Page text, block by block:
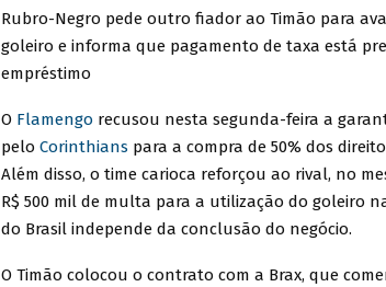
Rubro-Negro pede outro fiador ao Timão para
goleiro e informa que pagamento de taxa está
empréstimo
O Flamengo recusou nesta segunda-feira a
pelo Corinthians para a compra de 50% dos
Além disso, o time carioca reforçou ao rival, no
R$ 500 mil de multa para a utilização do goleiro
do Brasil independe da conclusão do negócio.
O Timão colocou o contrato com a Brax, que